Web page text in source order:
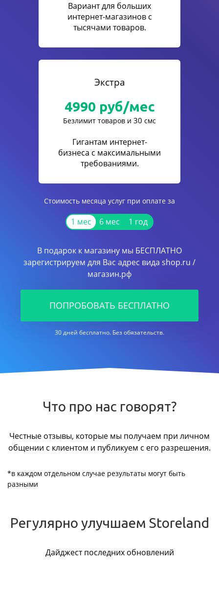
Вариант для больших
интернет-магазинов с
тысячами товаров.
Экстра
4990 руб/мес
Безлимит товаров и 30 смс
Гигантам интернет-
бизнеса с максимальными
требованиями.
Стоимость месяца услуг при оплате за
1 мес 6 мес 1 год
В подарок к магазину мы БЕСПЛАТНО
зарегистрируем для Вас адрес вида shop.ru /
магазин.рф
ПОПРОБОВАТЬ БЕСПЛАТНО
30 дней бесплатно. Без обязательств.
Что про нас говорят?
Честные отзывы, которые мы получаем при личном
общении с клиентом и публикуем с его разрешения.
*в каждом отдельном случае результаты могут быть
разными
Регулярно улучшаем Storeland
Дайджест последних обновлений